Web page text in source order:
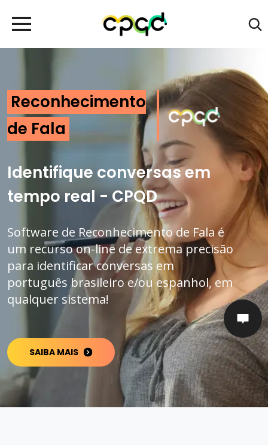
Reconhecimento
de Fala
Identifique conversas em
tempo real - CPQD
Software de Reconhecimento de Fala é
um recurso on-line de extrema precisão
para identificar conversas em
português brasileiro e/ou espanhol, em
qualquer sistema!
SAIBA MAIS